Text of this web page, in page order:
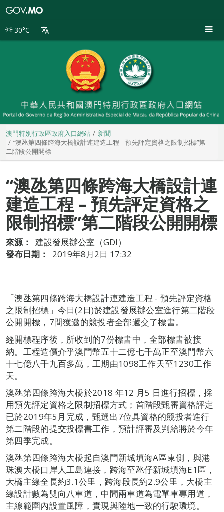
別
30°C
澳門特別行政區政府入口網站
新聞
“澳氹第四條跨海大橋設計連建造工程 – 預先評定資格之限制招標”第
二階段公開開標
“澳氹第四條跨海大橋設計連
建造工程 – 預先評定資格之
限制招標”第二階段公開開標
來源：
建設發展辦公室（GDI）
發布日期：
2019年8月2日 17:32
「澳氹第四條跨海大橋設計連建造工程 - 預先評定資格
之限制招標」今日(2日)於建設發展辦公室進行第二階段
公開開標，7間獲邀的競投者全部遞交了標書。
經開標程序後，所收到的7份標書中，全部標書被接
納。工程造價介乎澳門幣五十二億七千萬正至澳門幣六
十七億八千九百多萬，工期由1098工作天至1230工作
天。
澳氹第四條跨海大橋於2018 年12 月5 日進行招標，採
用預先評定資格之限制招標方式；首階段甄審資格評定
已於2019年5月完成，甄選出7位具資格的競投者進行
第二階段的提交投標書工作，預計評審及判給將於今年
第四季完成。
澳氹第四條跨海大橋起自澳門新城填海A區東側，與港
珠澳大橋口岸人工島連接，跨海至氹仔新城填海E1區，
大橋主線全長約3.1公里，跨海段長約2.9公里，大橋主
線設計數為雙向八車道，中間兩車道為電單車專用道，
主線範圍內設置風障，實現與陸地一致的行駛環境。